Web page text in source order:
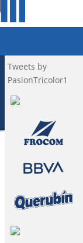
Tweets by
PasionTricolor1